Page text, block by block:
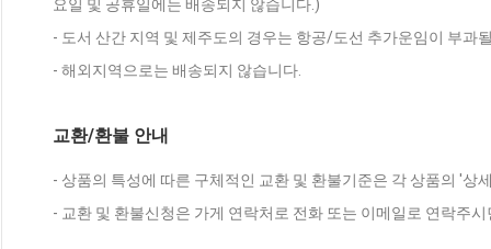
요일 및 공휴일에는 배송되지 않습니다.)
- 도서 산간 지역 및 제주도의 경우는 항공/도선 추가운임이 부과
- 해외지역으로는 배송되지 않습니다.
교환/환불 안내
- 상품의 특성에 따른 구체적인 교환 및 환불기준은 각 상품의 '상
- 교환 및 환불신청은 가게 연락처로 전화 또는 이메일로 연락주